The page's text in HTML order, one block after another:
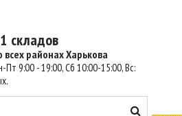
складов
всех районах Харькова
Пт 9:00 - 19:00, Сб 10:00-15:00, Вс: